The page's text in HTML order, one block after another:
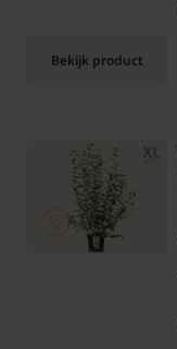
Bekijk product